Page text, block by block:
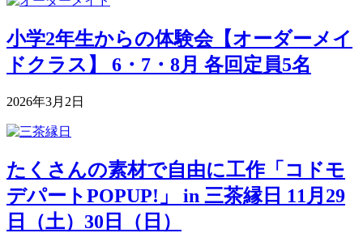
小学2年生からの体験会【オーダーメイ
ドクラス】 6・7・8月 各回定員5名
2026年3月2日
たくさんの素材で自由に工作「コドモ
デパートPOPUP!」 in 三茶縁日 11月29
日（土）30日（日）